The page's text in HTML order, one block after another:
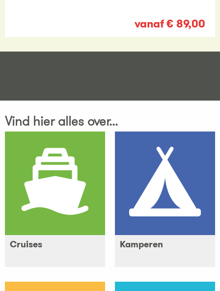
vanaf € 89,00
Vind hier alles over...
Cruises Kamperen